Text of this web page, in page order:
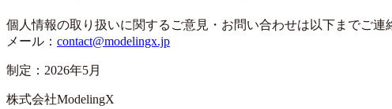
個人情報の取り扱いに関するご意見・お問い合わせは以下までご連
メール： contact@modelingx.jp
制定：2026年5月
株式会社ModelingX